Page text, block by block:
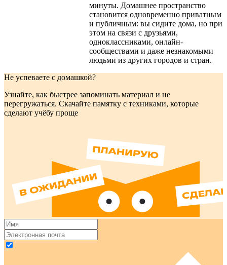
минуты. Домашнее пространство
становится одновременно приватным
и публичным: вы сидите дома, но при
этом на связи с друзьями,
одноклассниками, онлайн-
сообществами и даже незнакомыми
людьми из других городов и стран.
Не успеваете с домашкой?
Узнайте, как быстрее запоминать материал и не
перегружаться. Скачайте памятку с техниками, которые
сделают учёбу проще